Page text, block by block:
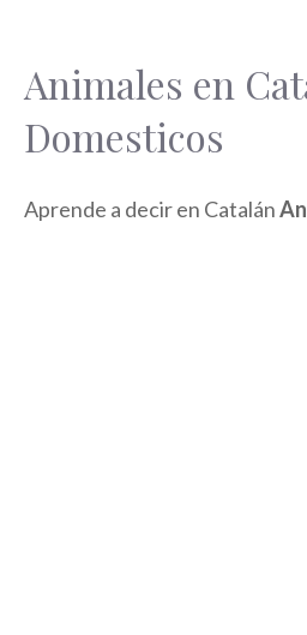
Animales en
Domesticos
Aprende a decir en Catalán